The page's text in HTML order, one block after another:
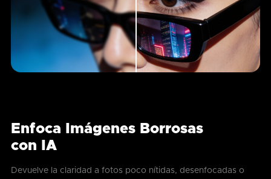
Enfoca Imágenes Borrosas
con IA
Devuelve la claridad a fotos poco nítidas, desenfocadas o